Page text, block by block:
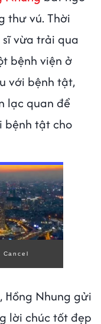
thư vú. Thời
vừa trải qua
bệnh viện ở
với bệnh tật,
lạc quan để
bệnh tật cho
Hồng Nhung gửi
lời chúc tốt đẹp